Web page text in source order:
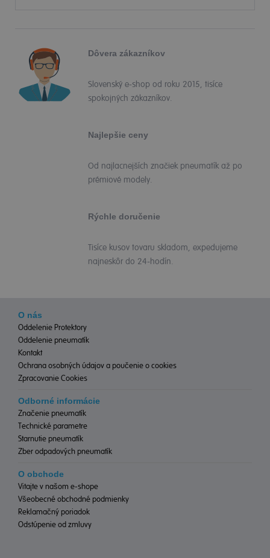
Dôvera zákazníkov
Slovenský e-shop od roku 2015, tisíce
spokojných zákazníkov.
Najlepšie ceny
Od najlacnejších značiek pneumatík až po
prémiové modely.
Rýchle doručenie
Tisíce kusov tovaru skladom, expedujeme
najneskôr do 24-hodín.
O nás
Oddelenie Protektory
Oddelenie pneumatík
Kontakt
Ochrana osobných údajov a poučenie o cookies
Zpracovanie Cookies
Odborné informácie
Značenie pneumatík
Technické parametre
Starnutie pneumatík
Zber odpadových pneumatík
O obchode
Vitajte v našom e-shope
Všeobecné obchodné podmienky
Reklamačný poriadok
Odstúpenie od zmluvy